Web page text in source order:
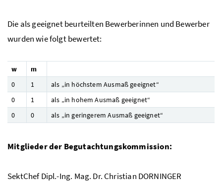
Die als geeignet beurteilten Bewerberinnen und Bewerber
wurden wie folgt bewertet:
w
m
0
1
als „in höchstem Ausmaß geeignet“
0
1
als „in hohem Ausmaß geeignet“
0
0 als „in geringerem Ausmaß geeignet“
Mitglieder der Begutachtungskommission:
SektChef Dipl.-Ing. Mag. Dr. Christian DORNINGER